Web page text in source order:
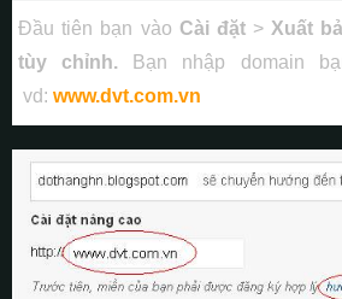
Đầu tiên bạn vào Cài đặt > Xuất
tùy chỉnh.
Bạn nhập domain
vd: www.dvt.com.vn